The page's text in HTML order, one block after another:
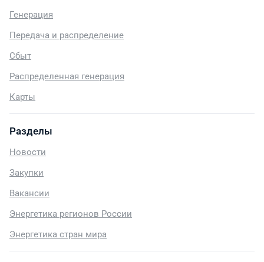
Генерация
Передача и распределение
Сбыт
Распределенная генерация
Карты
Разделы
Новости
Закупки
Вакансии
Энергетика регионов России
Энергетика стран мира